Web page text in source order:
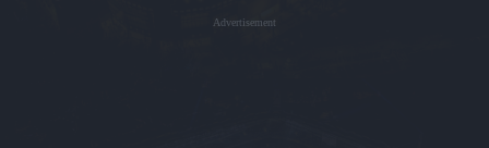
Advertisement